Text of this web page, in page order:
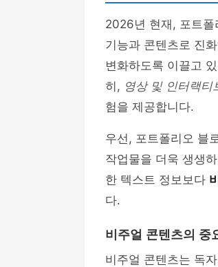
2026년 현재, 포트폴
기능과 콘텐츠로 진
변화하도록 이끌고
히, 영상 및 인터랙티
험을 제공합니다.
우선, 포트폴리오 블
작업물을 더욱 생생
한 텍스트 정보보다
다.
비주얼 콘텐츠의 중
비주얼 콘텐츠는 독